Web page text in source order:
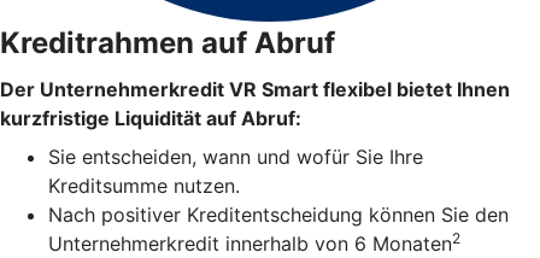
Kreditrahmen auf Abruf
Der Unternehmerkredit VR Smart flexibel bietet Ihnen
kurzfristige Liquidität auf Abruf:
Sie entscheiden, wann und wofür Sie Ihre
Kreditsumme nutzen.
Nach positiver Kreditentscheidung können Sie den
Unternehmerkredit innerhalb von 6 Monaten2